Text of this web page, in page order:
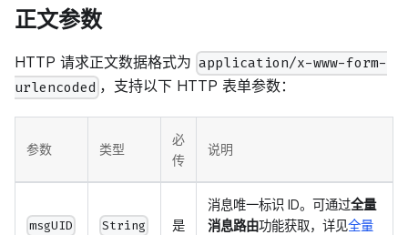
正文参数
HTTP 请求正文数据格式为 application/x-www-form-
urlencoded ，支持以下 HTTP 表单参数：
参数 类型
必
传
说明
msgUID String 是
消息唯一标识 ID。可通过全量
消息路由功能获取，详见全量